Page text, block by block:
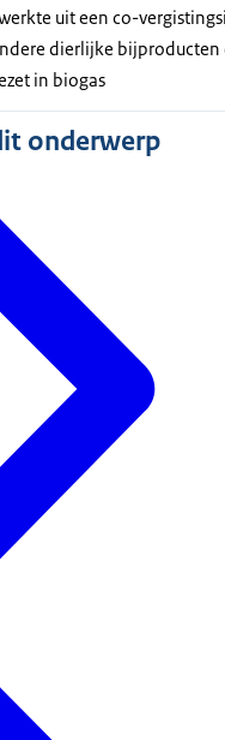
uit een co-
dierlijke bijproducten
in biogas
onderwerp